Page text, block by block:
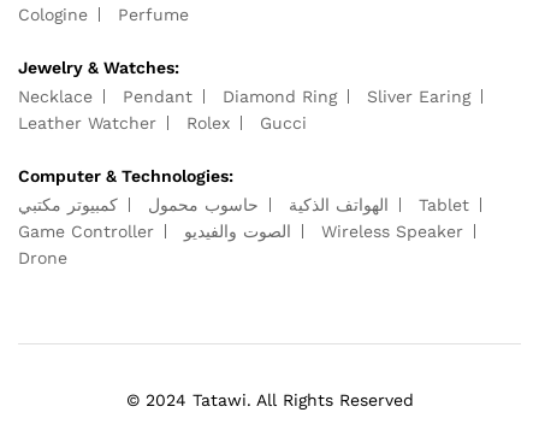
Cologine
Perfume
Jewelry & Watches:
Necklace
Pendant Diamond Ring
Sliver Earing
Leather Watcher
Rolex Gucci
Computer & Technologies:
كمبيوتر مكتبي
حاسوب محمول الهواتف الذكية
Tablet
Game Controller
الصوت والفيديو
Wireless Speaker
Drone
© 2024 Tatawi. All Rights Reserved